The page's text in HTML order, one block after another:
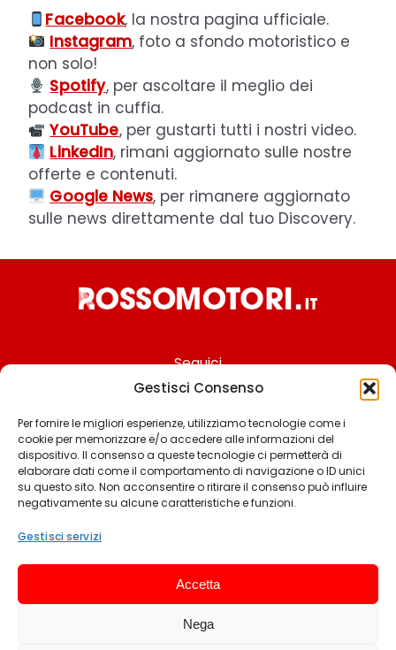
Gestisci Consenso
Per fornire le migliori esperienze, utilizziamo tecnologie come i
cookie per memorizzare e/o accedere alle informazioni del
dispositivo. Il consenso a queste tecnologie ci permetterà di
elaborare dati come il comportamento di navigazione o ID unici
su questo sito. Non acconsentire o ritirare il consenso può influire
negativamente su alcune caratteristiche e funzioni.
Gestisci servizi
Accetta
Nega
Facebook, la nostra pagina ufficiale.
Instagram, foto a sfondo motoristico e
non solo!
Spotify, per ascoltare il meglio dei
podcast in cuffia.
YouTube, per gustarti tutti i nostri video.
LinkedIn, rimani aggiornato sulle nostre
offerte e contenuti.
Google News, per rimanere aggiornato
sulle news direttamente dal tuo Discovery.
Seguici
Chi siamo
Contattaci
Termini & Condizioni
Privacy policy